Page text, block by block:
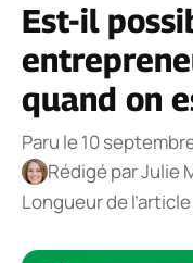
Est-il
quand on
Paru le 10
Rédigé parJulie
Longueur de